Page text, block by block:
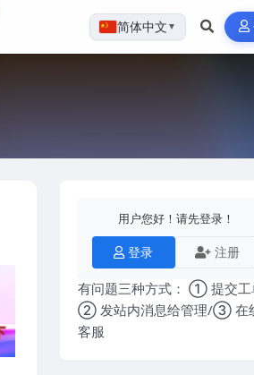
简体中文 ▼
用户您好！请先登录！
登录 注册
有问题三种方式： ① 提交
② 发站内消息给管理/③ 在
客服